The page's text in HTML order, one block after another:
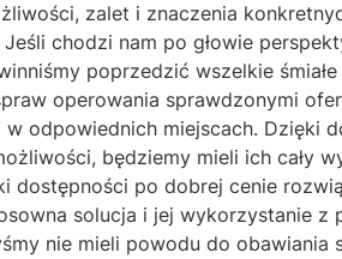
zalet i znaczenia
chodzi nam po głowie
poprzedzić wszelkie
operowania sprawdzonymi
odpowiednich miejscach. Dzięki
będziemy mieli ich cały
dostępności po dobrej cenie
solucja i jej wykorzystanie z
nie mieli powodu do obawiania